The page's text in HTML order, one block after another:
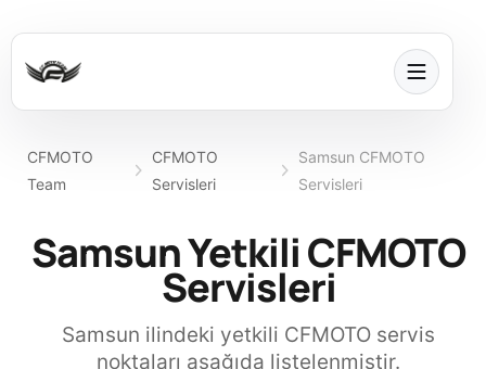
CFMOTO
Team
CFMOTO
Servisleri
Samsun CFMOTO
Servisleri
Samsun Yetkili CFMOTO
Servisleri
Samsun ilindeki yetkili CFMOTO servis
noktaları aşağıda listelenmiştir.